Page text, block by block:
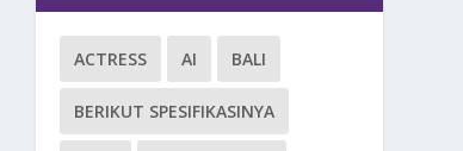
ACTRESS AI BALI
BERIKUT SPESIFIKASINYA